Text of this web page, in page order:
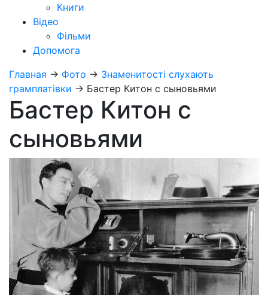
Книги
Відео
Фільми
Допомога
Главная → Фото → Знаменитості слухають
грамплатівки → Бастер Китон с сыновьями
Бастер Китон с
сыновьями